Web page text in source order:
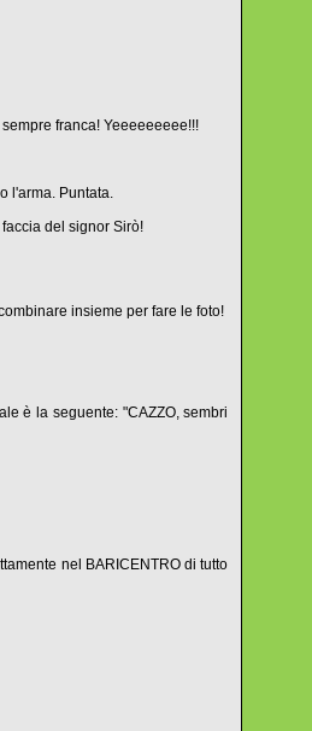
franca! Yeeeeeeeee!!!
l'arma. Puntata.
del signor Sirò!
insieme per fare le foto!
è la seguente: "CAZZO, sembri
nel BARICENTRO di tutto